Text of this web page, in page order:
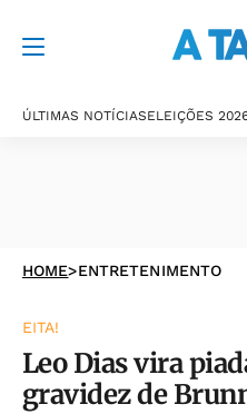
ÚLTIMAS NOTÍCIASELEIÇÕES
HOME>ENTRETENIMENTO
EITA!
Leo Dias vira
gravidez de